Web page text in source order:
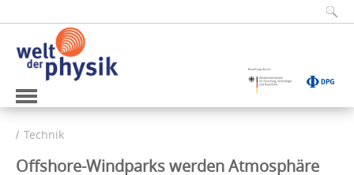
Technik
Offshore-Windparks werden Atmosphäre